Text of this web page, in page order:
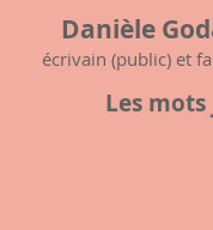
Danièle
écrivain (public) et
Les